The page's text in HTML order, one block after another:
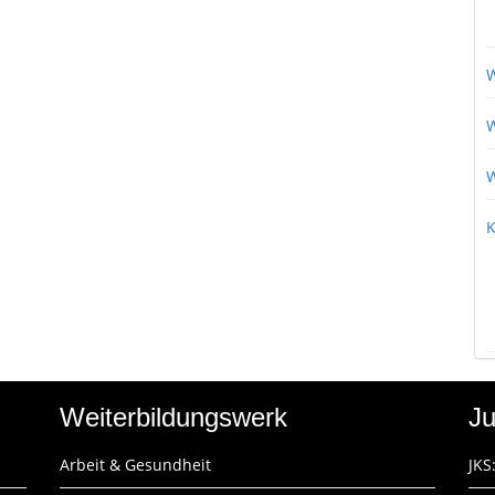
Weiterbildungswerk
Arbeit & Gesundheit